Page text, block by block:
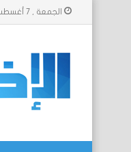
الجمعة , 7 أغسطس 2026